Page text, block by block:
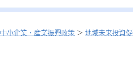
中小企業・産業振興政策 > 地域未来投資